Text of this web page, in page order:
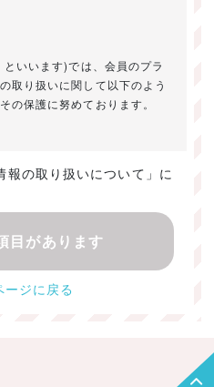
いいます)では、会員のプラ
取り扱いに関して以下のよう
の保護に努めております。
は、以下のためにのみ利用い
び資料送付のご連絡
提供
の分析
報の取り扱いについて」に
目があります
ージに戻る